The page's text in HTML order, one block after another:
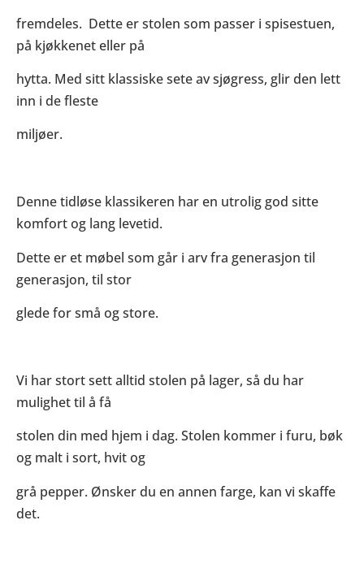
fremdeles. Dette er stolen som passer i spisestuen,
på kjøkkenet eller på
hytta. Med sitt klassiske sete av sjøgress, glir den lett
inn i de fleste
miljøer.
Denne tidløse klassikeren har en utrolig god sitte
komfort og lang levetid.
Dette er et møbel som går i arv fra generasjon til
generasjon, til stor
glede for små og store.
Vi har stort sett alltid stolen på lager, så du har
mulighet til å få
stolen din med hjem i dag. Stolen kommer i furu, bøk
og malt i sort, hvit og
grå pepper. Ønsker du en annen farge, kan vi skaffe
det.